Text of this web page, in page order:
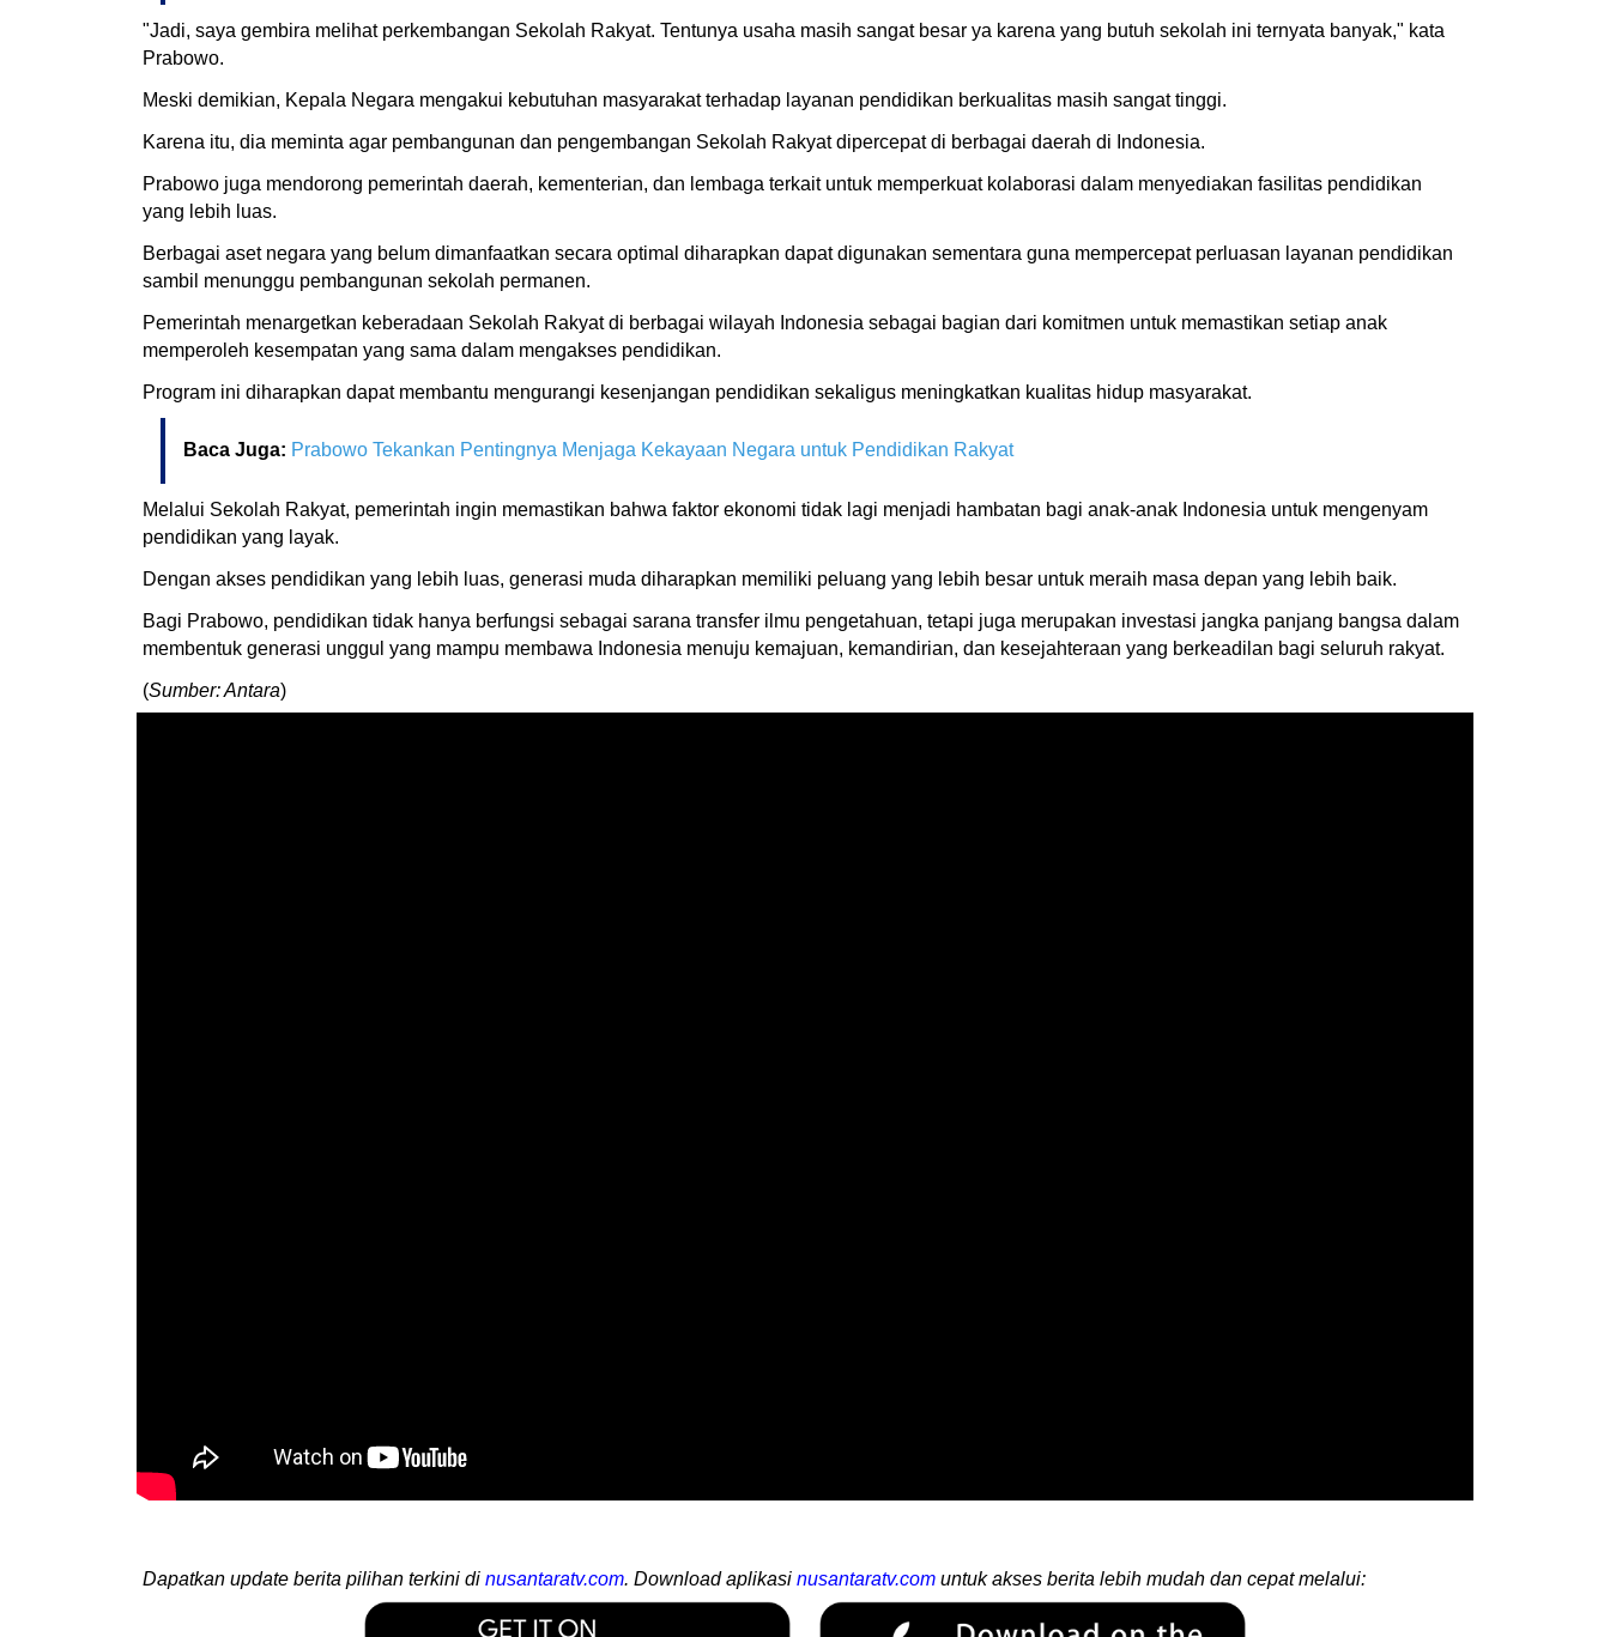
"Jadi, saya gembira melihat perkembangan Sekolah Rakyat. Tentunya usaha masih sangat besar ya karena yang butuh sekolah ini ternyata banyak," kata
Prabowo.
Meski demikian, Kepala Negara mengakui kebutuhan masyarakat terhadap layanan pendidikan berkualitas masih sangat tinggi.
Karena itu, dia meminta agar pembangunan dan pengembangan Sekolah Rakyat dipercepat di berbagai daerah di Indonesia.
Prabowo juga mendorong pemerintah daerah, kementerian, dan lembaga terkait untuk memperkuat kolaborasi dalam menyediakan fasilitas pendidikan
yang lebih luas.
Berbagai aset negara yang belum dimanfaatkan secara optimal diharapkan dapat digunakan sementara guna mempercepat perluasan layanan pendidikan
sambil menunggu pembangunan sekolah permanen.
Pemerintah menargetkan keberadaan Sekolah Rakyat di berbagai wilayah Indonesia sebagai bagian dari komitmen untuk memastikan setiap anak
memperoleh kesempatan yang sama dalam mengakses pendidikan.
Program ini diharapkan dapat membantu mengurangi kesenjangan pendidikan sekaligus meningkatkan kualitas hidup masyarakat.
Baca Juga: Prabowo Tekankan Pentingnya Menjaga Kekayaan Negara untuk Pendidikan Rakyat
Melalui Sekolah Rakyat, pemerintah ingin memastikan bahwa faktor ekonomi tidak lagi menjadi hambatan bagi anak-anak Indonesia untuk mengenyam
pendidikan yang layak.
Dengan akses pendidikan yang lebih luas, generasi muda diharapkan memiliki peluang yang lebih besar untuk meraih masa depan yang lebih baik.
Bagi Prabowo, pendidikan tidak hanya berfungsi sebagai sarana transfer ilmu pengetahuan, tetapi juga merupakan investasi jangka panjang bangsa dalam
membentuk generasi unggul yang mampu membawa Indonesia menuju kemajuan, kemandirian, dan kesejahteraan yang berkeadilan bagi seluruh rakyat.
(Sumber: Antara)
Dapatkan update berita pilihan terkini di nusantaratv.com. Download aplikasi nusantaratv.com untuk akses berita lebih mudah dan cepat melalui: